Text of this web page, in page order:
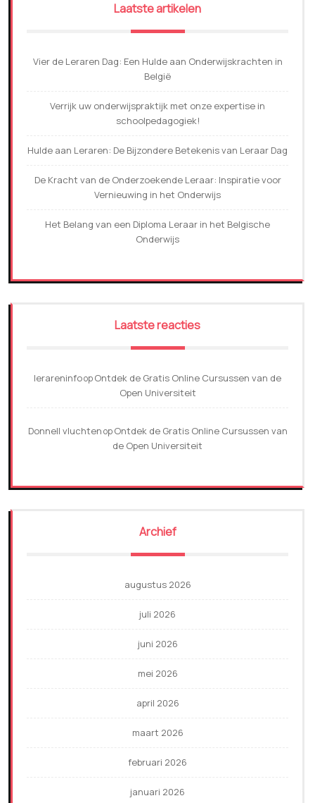
Laatste artikelen
Vier de Leraren Dag: Een Hulde aan Onderwijskrachten in
België
Verrijk uw onderwijspraktijk met onze expertise in
schoolpedagogiek!
Hulde aan Leraren: De Bijzondere Betekenis van Leraar Dag
De Kracht van de Onderzoekende Leraar: Inspiratie voor
Vernieuwing in het Onderwijs
Het Belang van een Diploma Leraar in het Belgische
Onderwijs
Laatste reacties
lerareninfoopOntdek de Gratis Online Cursussen van de
Open Universiteit
Donnell vluchtenopOntdek de Gratis Online Cursussen van
de Open Universiteit
Archief
augustus 2026
juli 2026
juni 2026
mei 2026
april 2026
maart 2026
februari 2026
januari 2026